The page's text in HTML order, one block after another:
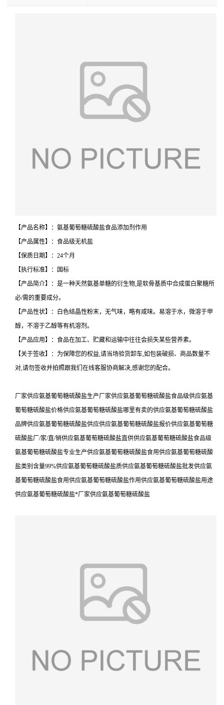
【产品名称】：氨基葡萄糖硫酸盐食品添加剂作用
【产品属性】：食品级无机盐
【保质日期】：24个月
【执行标准】：国标
【产品简介】：是一种天然氨基单糖的衍生物,是软骨基质中合成蛋白聚糖所
必/需的重要成分。
【产品性状】：白色结晶性粉末，无气味，略有咸味。易溶于水，微溶于甲
醇，不溶于乙醇等有机溶剂。
【产品应用】：食品在加工、贮藏和运输中往往会损失某些营养素。
【关于签收】：为保障您的权益,请当场验货卸车,如包装破损、商品数量不
对,请勿签收并拍照跟我们在线客服协商解决,感谢您的配合。
厂家供应氨基葡萄糖硫酸盐生产厂家供应氨基葡萄糖硫酸盐食品级供应氨基
葡萄糖硫酸盐价格供应氨基葡萄糖硫酸盐哪里有卖的供应氨基葡萄糖硫酸盐
品牌供应氨基葡萄糖硫酸盐供应供应氨基葡萄糖硫酸盐报价供应氨基葡萄糖
硫酸盐厂/家/直/销供应氨基葡萄糖硫酸盐直供供应氨基葡萄糖硫酸盐食品级
氨基葡萄糖硫酸盐专业生产供应氨基葡萄糖硫酸盐食用供应氨基葡萄糖硫酸
盐类别含量99%供应氨基葡萄糖硫酸盐质供应氨基葡萄糖硫酸盐批发供应氨
基葡萄糖硫酸盐食用供应氨基葡萄糖硫酸盐作用供应氨基葡萄糖硫酸盐用途
供应氨基葡萄糖硫酸盐*厂家供应氨基葡萄糖硫酸盐